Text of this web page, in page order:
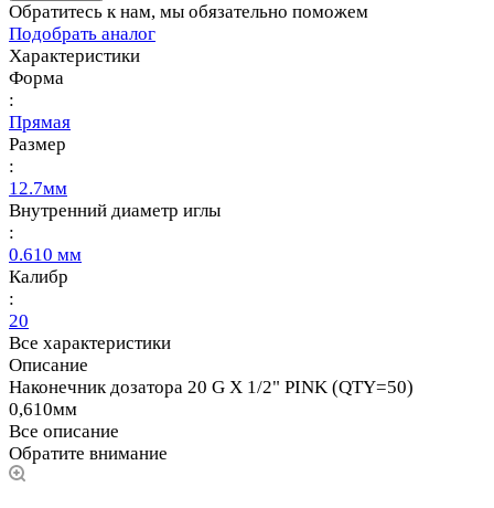
Обратитесь к нам, мы обязательно поможем
Подобрать аналог
Характеристики
Форма
:
Прямая
Размер
:
12.7мм
Внутренний диаметр иглы
:
0.610 мм
Калибр
:
20
Все характеристики
Описание
Наконечник дозатора 20 G X 1/2" PINK (QTY=50)
0,610мм
Все описание
Обратите внимание